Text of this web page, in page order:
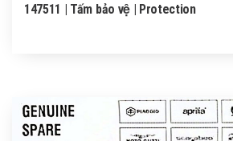
147511 | Tấm bảo vệ | Protection